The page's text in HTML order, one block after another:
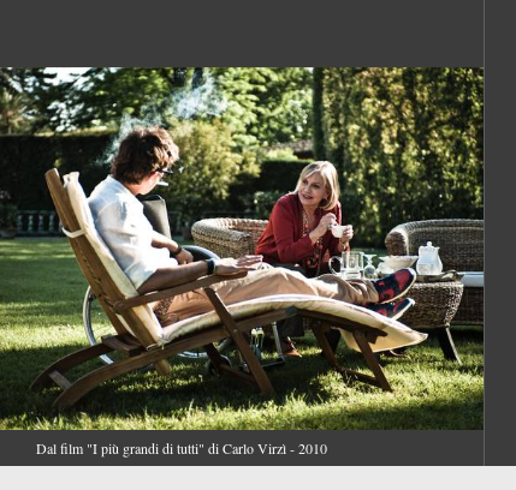
Dal film "I più grandi di tutti" di Carlo Virzì - 2010